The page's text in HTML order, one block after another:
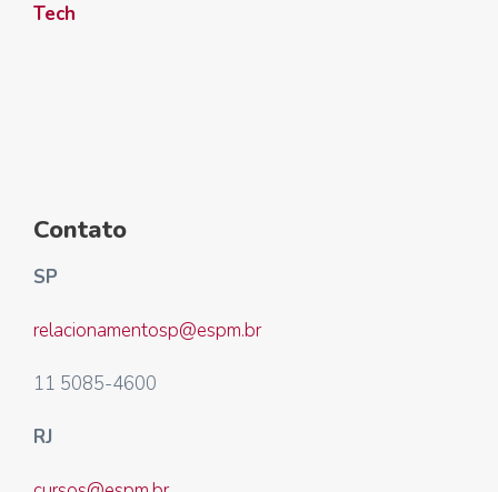
Tech
Contato
SP
relacionamentosp@espm.br
11 5085-4600
RJ